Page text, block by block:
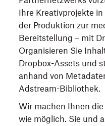
Ihre Kreativprojekte
der Produktion zur
Bereitstellung – mit
Organisieren Sie
Dropbox-Assets und
anhand von
Adstream-Bibliothek.
Wir machen Ihnen
wie möglich. Sie und